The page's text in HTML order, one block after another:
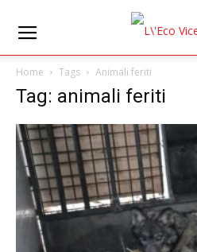
Home Tags Animali feriti
Tag: animali feriti